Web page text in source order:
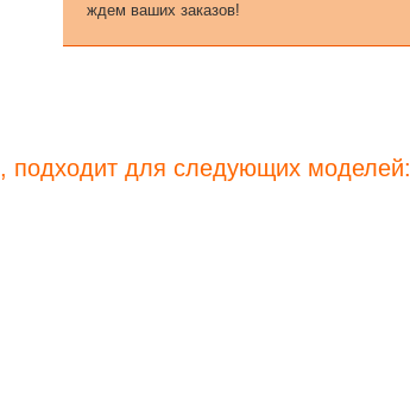
ждем ваших заказов!
, подходит для следующих моделей: